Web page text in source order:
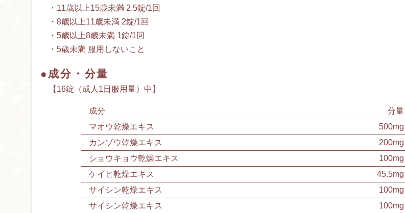
・11歳以上15歳未満 2.5錠/1回
・8歳以上11歳未満 2錠/1回
・5歳以上8歳未満 1錠/1回
・5歳未満 服用しないこと
●成分・分量
【16錠（成人1日服用量）中】
成分
分量
マオウ乾燥エキス
500mg
カンゾウ乾燥エキス
200mg
ショウキョウ乾燥エキス
100mg
ケイヒ乾燥エキス
45.5mg
サイシン乾燥エキス
100mg
サイシン乾燥エキス
100mg